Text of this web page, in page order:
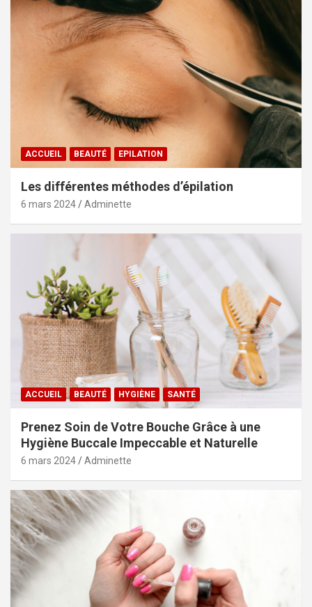
ACCUEIL BEAUTÉ EPILATION
Les différentes méthodes d’épilation
6 mars 2024 Adminette
ACCUEIL BEAUTÉ HYGIÈNE SANTÉ
Prenez Soin de Votre Bouche Grâce à une
Hygiène Buccale Impeccable et Naturelle
6 mars 2024 Adminette